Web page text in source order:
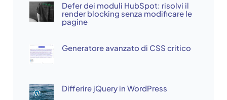
Defer dei moduli HubSpot: risolvi il
render blocking senza modificare le
pagine
Generatore avanzato di CSS critico
Differire jQuery in WordPress